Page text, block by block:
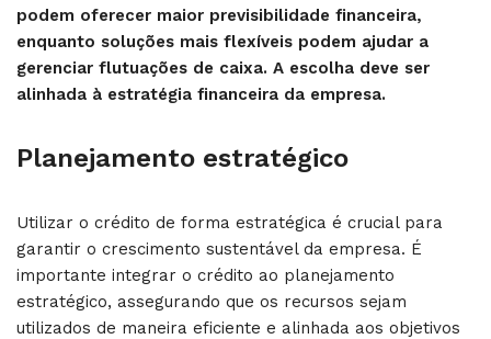
podem oferecer maior previsibilidade financeira,
enquanto soluções mais flexíveis podem ajudar a
gerenciar flutuações de caixa. A escolha deve ser
alinhada à estratégia financeira da empresa.
Planejamento estratégico
Utilizar o crédito de forma estratégica é crucial para
garantir o crescimento sustentável da empresa. É
importante integrar o crédito ao planejamento
estratégico, assegurando que os recursos sejam
utilizados de maneira eficiente e alinhada aos objetivos